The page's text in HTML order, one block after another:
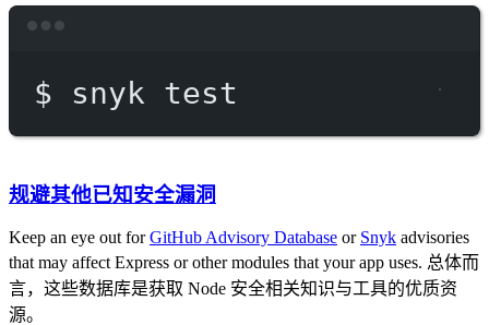
$ snyk test
规避其他已知安全漏洞
Keep an eye out forGitHub Advisory Database or Snyk advisories
that may affect Express or other modules that your app uses. 总体而
言，这些数据库是获取 Node 安全相关知识与工具的优质资
源。